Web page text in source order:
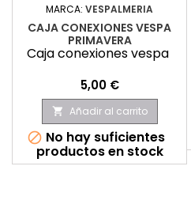
MARCA: VESPALMERIA
CAJA CONEXIONES VESPA
PRIMAVERA
Caja conexiones vespa
Precio
5,00 €
 Añadir al carrito
 No hay suficientes
productos en stock